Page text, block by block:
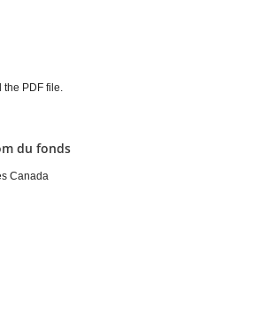
the PDF file.
du fonds
Canada